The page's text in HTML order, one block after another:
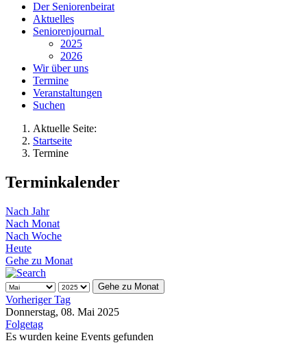
Der Seniorenbeirat
Aktuelles
Seniorenjournal
2025
2026
Wir über uns
Termine
Veranstaltungen
Suchen
Aktuelle Seite:
Startseite
Termine
Terminkalender
Nach Jahr
Nach Monat
Nach Woche
Heute
Gehe zu Monat
Gehe zu Monat
Vorheriger Tag
Donnerstag, 08. Mai 2025
Folgetag
Es wurden keine Events gefunden